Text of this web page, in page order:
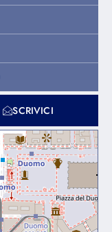
SCRIVICI